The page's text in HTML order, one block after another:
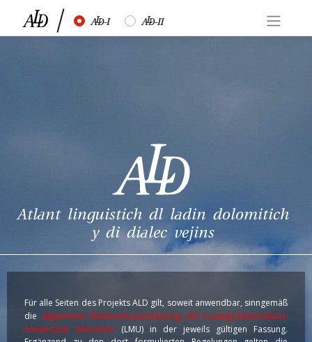
½ ¾
Atlant linguistich dl ladin dolomitich
y di dialec vejins
Für alle Seiten des Projekts ALD gilt, soweit anwendbar, sinngemäß
die allgemeine Datenschutzerklärung der Ludwig-Maximilians-
Universität München (LMU) in der jeweils gültigen Fassung.